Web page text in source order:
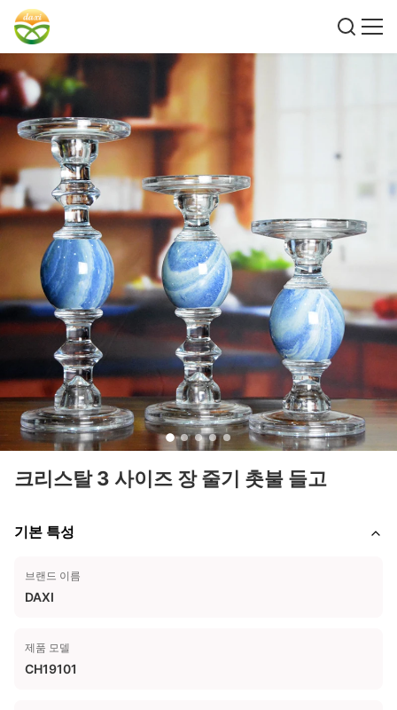
크리스탈 3 사이즈 장 줄기 촛불 들고
기본 특성
브랜드 이름
DAXI
제품 모델
CH19101